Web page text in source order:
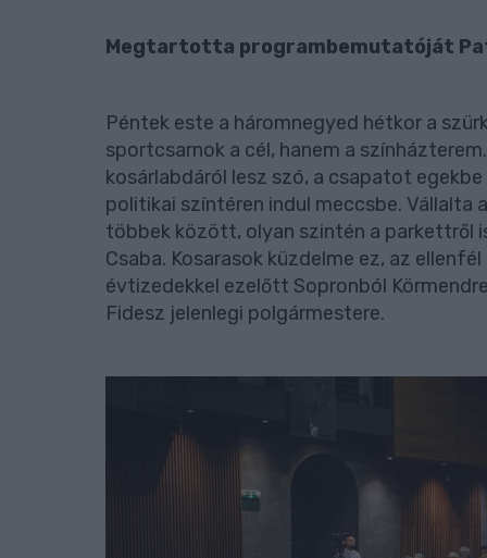
Megtartotta programbemutatóját
Péntek este a háromnegyed hétkor a
sportcsarnok a cél, hanem a
kosárlabdáról lesz szó, a csapatot
politikai színtéren indul meccsbe.
többek között, olyan szintén a parkettről
Csaba. Kosarasok küzdelme ez, az
évtizedekkel ezelőtt Sopronból
Fidesz jelenlegi polgármestere.